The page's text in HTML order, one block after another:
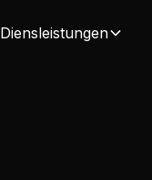
Diensleistungen